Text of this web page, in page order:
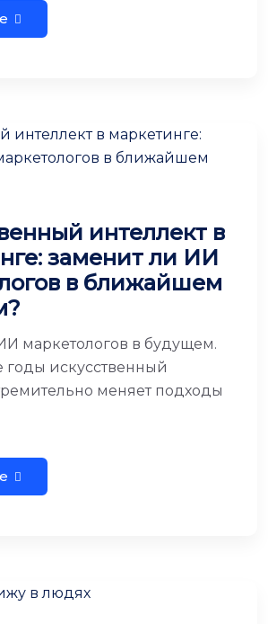
интеллект в
заменит ли ИИ
в ближайшем
маркетологов в будущем.
годы искусственный
меняет подходы